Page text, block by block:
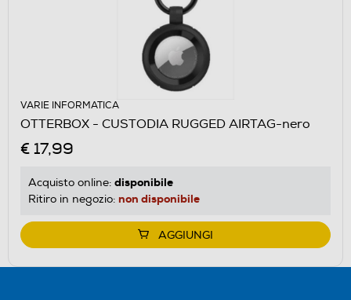
VARIE INFORMATICA
OTTERBOX - CUSTODIA RUGGED AIRTAG-nero
€ 17,99
Acquisto online: disponibile
Ritiro in negozio: non disponibile
AGGIUNGI